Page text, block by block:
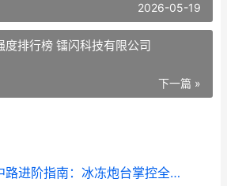
2026-05-19
度排行榜 镭闪科技有限公司
下一篇 »
王者荣耀王昭君中路进阶指南：冰冻炮台掌控全场！